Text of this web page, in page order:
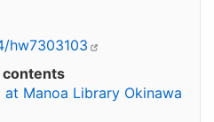
hw7303103
contents
Manoa Library Okinawa